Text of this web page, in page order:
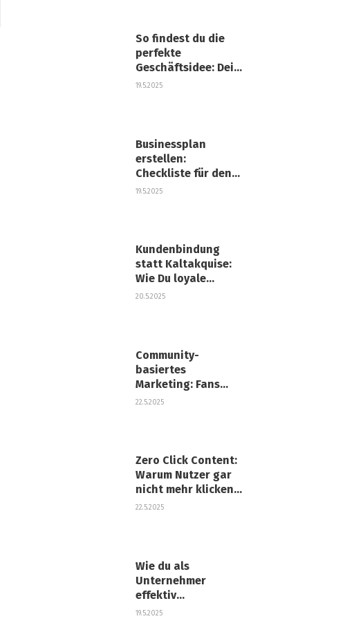
So findest du die
perfekte
Geschäftsidee: Dein
Guide zum
19.5.2025
Businessplan
erstellen:
Checkliste für den
perfekten
19.5.2025
Kundenbindung
statt Kaltakquise:
Wie Du loyale
Kunden aufbaust,
20.5.2025
Community-
basiertes
Marketing: Fans
statt Kunden
22.5.2025
Zero Click Content:
Warum Nutzer gar
nicht mehr klicken
müssen
22.5.2025
Wie du als
Unternehmer
effektiv
Entscheidungen
19.5.2025